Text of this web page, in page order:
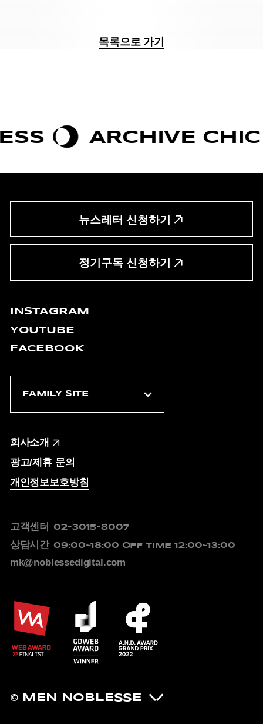
목록으로 가기
ARCHIVE CHIC
뉴스레터 신청하기
정기구독 신청하기
INSTAGRAM
YOUTUBE
FACEBOOK
회사소개
광고/제휴 문의
개인정보보호방침
고객센터 02-3015-8007
상담시간 09:00~18:00 OFF TIME 12:00~13:00
mk@noblessedigital.com
© MEN NOBLESSE